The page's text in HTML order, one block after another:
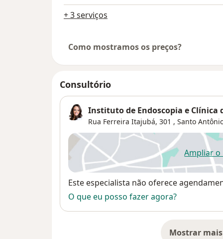
+ 3 serviços
Como mostramos os preços?
Consultório
Instituto de Endoscopia e Clínica
Rua Ferreira Itajubá, 301 , Santo
Ampliar o
Disponibilidade
Este especialista não oferece
O que eu posso fazer agora?
Mostrar